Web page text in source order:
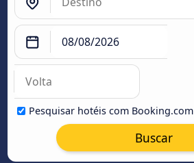
Pesquisar hotéis com Booking.com
Buscar